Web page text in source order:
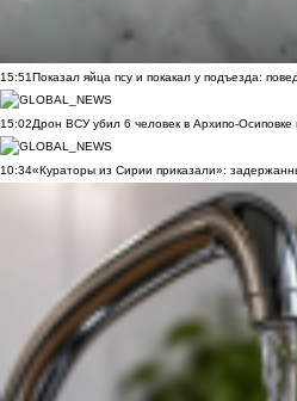
15:51Показал яйца псу и покакал у подъезда:
15:02Дрон ВСУ убил 6 человек в Архипо-Осиповке
10:34«Кураторы из Сирии приказали»: